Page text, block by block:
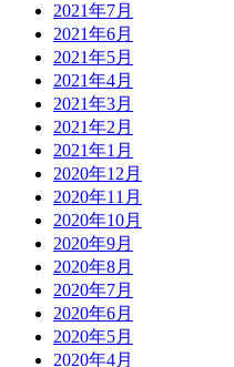
2021年7月
2021年6月
2021年5月
2021年4月
2021年3月
2021年2月
2021年1月
2020年12月
2020年11月
2020年10月
2020年9月
2020年8月
2020年7月
2020年6月
2020年5月
2020年4月